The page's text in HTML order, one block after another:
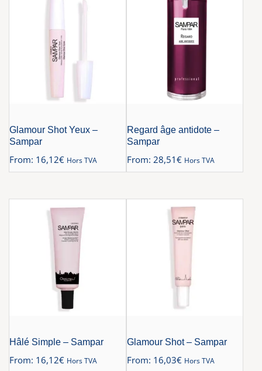
Glamour Shot Yeux –
Sampar
From: 16,12€ Hors TVA
Regard âge antidote –
Sampar
From: 28,51€ Hors TVA
Hâlé Simple – Sampar
From: 16,12€ Hors TVA
Glamour Shot – Sampar
From: 16,03€ Hors TVA